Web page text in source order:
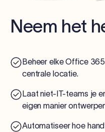
Neem het
Beheer elke Office
centrale locatie.
Laat niet-IT-teams je
eigen manier
Automatiseer hoe